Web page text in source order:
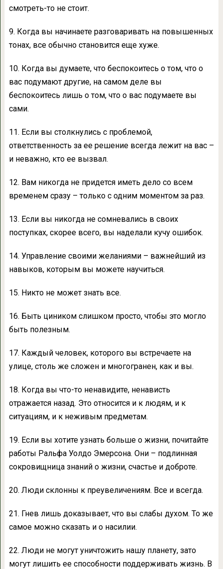
смотреть-то не стоит.
9. Когда вы начинаете разговаривать на повышенных
тонах, все обычно становится еще хуже.
10. Когда вы думаете, что беспокоитесь о том, что о
вас подумают другие, на самом деле вы
беспокоитесь лишь о том, что о вас подумаете вы
сами.
11. Если вы столкнулись с проблемой,
ответственность за ее решение всегда лежит на вас –
и неважно, кто ее вызвал.
12. Вам никогда не придется иметь дело со всем
временем сразу – только с одним моментом за раз.
13. Если вы никогда не сомневались в своих
поступках, скорее всего, вы наделали кучу ошибок.
14. Управление своими желаниями – важнейший из
навыков, которым вы можете научиться.
15. Никто не может знать все.
16. Быть циником слишком просто, чтобы это могло
быть полезным.
17. Каждый человек, которого вы встречаете на
улице, столь же сложен и многогранен, как и вы.
18. Когда вы что-то ненавидите, ненависть
отражается назад. Это относится и к людям, и к
ситуациям, и к неживым предметам.
19. Если вы хотите узнать больше о жизни, почитайте
работы Ральфа Уолдо Эмерсона. Они – подлинная
сокровищница знаний о жизни, счастье и доброте.
20. Люди склонны к преувеличениям. Все и всегда.
21. Гнев лишь доказывает, что вы слабы духом. То же
самое можно сказать и о насилии.
22. Люди не могут уничтожить нашу планету, зато
могут лишить ее способности поддерживать жизнь. В